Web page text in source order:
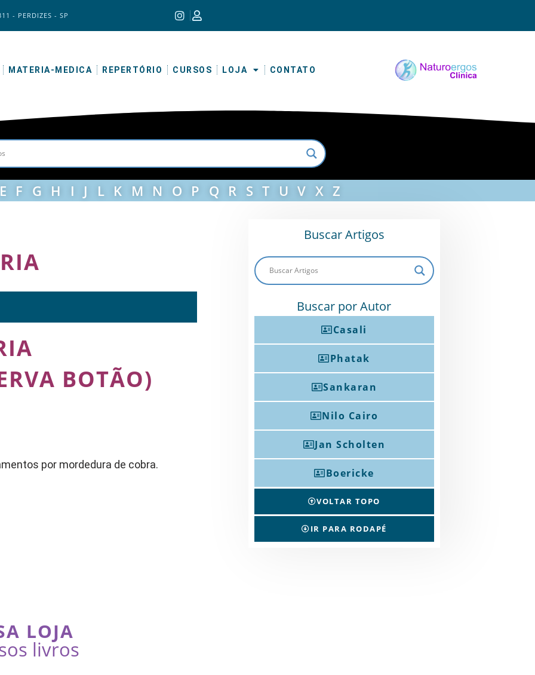
- PERDIZES - SP
MATERIA-MEDICA REPERTÓRIO CURSOS LOJA CONTATO
E F G H I J L K M N O P Q R S T U V X Z
BOTÃO)
por mordedura de cobra.
LOJA
livros
Buscar Artigos
Buscar por Autor
Casali
Phatak
Sankaran
Nilo Cairo
Jan Scholten
Boericke
VOLTAR TOPO
IR PARA RODAPÉ